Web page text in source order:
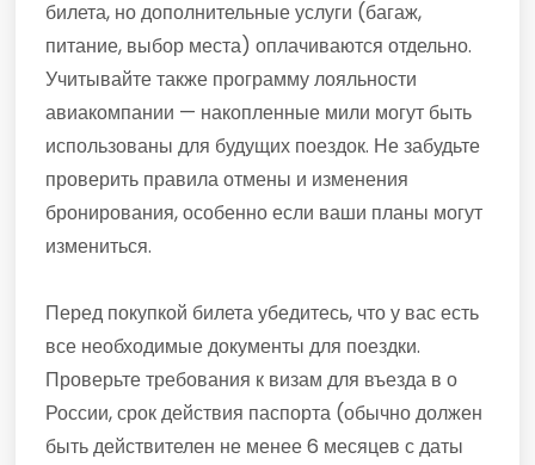
билета, но дополнительные услуги (багаж,
питание, выбор места) оплачиваются отдельно.
Учитывайте также программу лояльности
авиакомпании — накопленные мили могут быть
использованы для будущих поездок. Не забудьте
проверить правила отмены и изменения
бронирования, особенно если ваши планы могут
измениться.
Перед покупкой билета убедитесь, что у вас есть
все необходимые документы для поездки.
Проверьте требования к визам для въезда в о
России, срок действия паспорта (обычно должен
быть действителен не менее 6 месяцев с даты